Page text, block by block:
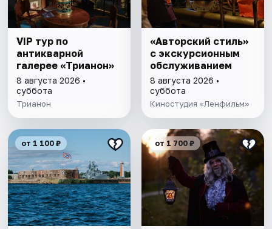
VIP тур по
антикварной
галерее «Трианон»
8 августа 2026 •
суббота
Трианон
«Авторский стиль»
с экскурсионным
обслуживанием
8 августа 2026 •
суббота
Киностудия «Ленфильм»
от 1 100 ₽ от 1 700 ₽